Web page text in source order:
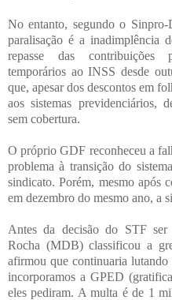
No entanto, segundo o
paralisação é a inadimplência
repasse das contribuições
temporários ao INSS desde
que, apesar dos descontos em
aos sistemas previdenciários,
sem cobertura.
O próprio GDF reconheceu a
problema à transição do
sindicato. Porém, mesmo após
em dezembro do mesmo ano, a
Antes da decisão do STF
Rocha (MDB) classificou a
afirmou que continuaria lutando
incorporamos a GPED
eles pediram. A multa é de 1